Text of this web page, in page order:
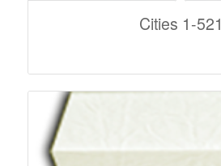
Cities 1-521